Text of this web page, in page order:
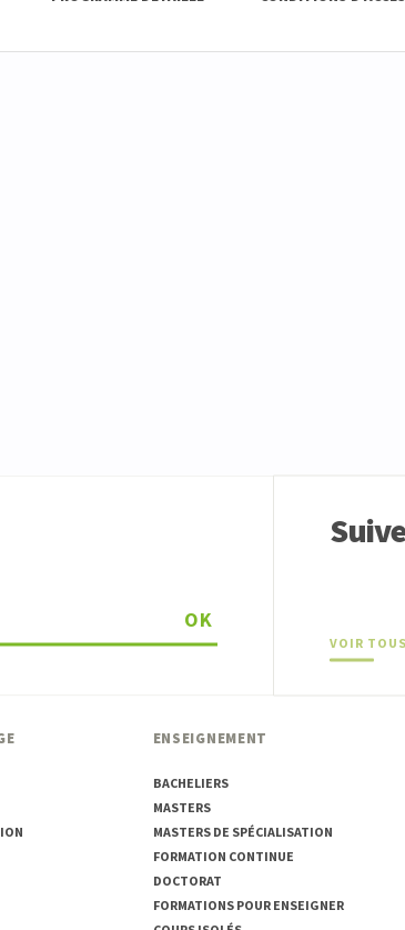
OK
VOIR
ENSEIGNEMENT
BACHELIERS
MASTERS
MASTERS DE SPÉCIALISATION
FORMATION CONTINUE
DOCTORAT
FORMATIONS POUR ENSEIGNER